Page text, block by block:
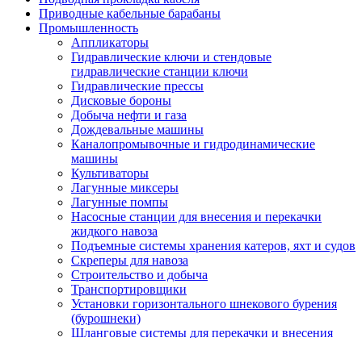
Приводные кабельные барабаны
Промышленность
Аппликаторы
Гидравлические ключи и стендовые
гидравлические станции ключи
Гидравлические прессы
Дисковые бороны
Добыча нефти и газа
Дождевальные машины
Каналопромывочные и гидродинамические
машины
Культиваторы
Лагунные миксеры
Лагунные помпы
Насосные станции для внесения и перекачки
жидкого навоза
Подъемные системы хранения катеров, яхт и судов
Скреперы для навоза
Строительство и добыча
Транспортировщики
Установки горизонтального шнекового бурения
(бурошнеки)
Шланговые системы для перекачки и внесения